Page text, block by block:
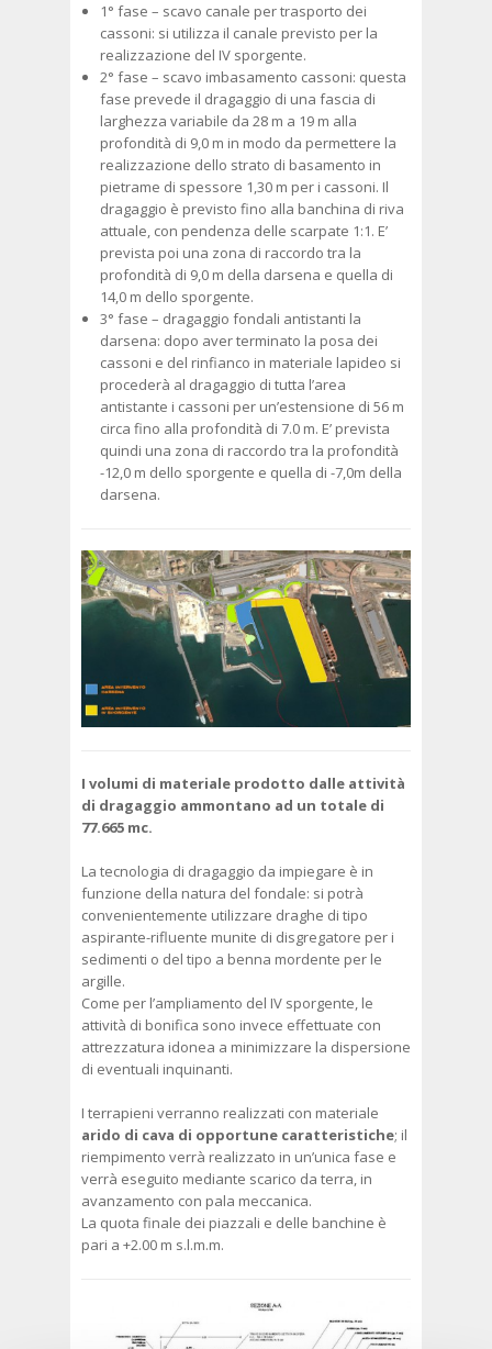
1° fase – scavo canale per trasporto dei
cassoni: si utilizza il canale previsto per la
realizzazione del IV sporgente.
2° fase – scavo imbasamento cassoni: questa
fase prevede il dragaggio di una fascia di
larghezza variabile da 28 m a 19 m alla
profondità di 9,0 m in modo da permettere la
realizzazione dello strato di basamento in
pietrame di spessore 1,30 m per i cassoni. Il
dragaggio è previsto fino alla banchina di riva
attuale, con pendenza delle scarpate 1:1. E’
prevista poi una zona di raccordo tra la
profondità di 9,0 m della darsena e quella di
14,0 m dello sporgente.
3° fase – dragaggio fondali antistanti la
darsena: dopo aver terminato la posa dei
cassoni e del rinfianco in materiale lapideo si
procederà al dragaggio di tutta l’area
antistante i cassoni per un’estensione di 56 m
circa fino alla profondità di 7.0 m. E’ prevista
quindi una zona di raccordo tra la profondità
-12,0 m dello sporgente e quella di -7,0m della
darsena.
I volumi di materiale prodotto dalle attività
di dragaggio ammontano ad un totale di
77.665 mc.
La tecnologia di dragaggio da impiegare è in
funzione della natura del fondale: si potrà
convenientemente utilizzare draghe di tipo
aspirante-rifluente munite di disgregatore per i
sedimenti o del tipo a benna mordente per le
argille.
Come per l’ampliamento del IV sporgente, le
attività di bonifica sono invece effettuate con
attrezzatura idonea a minimizzare la dispersione
di eventuali inquinanti.
I terrapieni verranno realizzati con materiale
arido di cava di opportune caratteristiche; il
riempimento verrà realizzato in un’unica fase e
verrà eseguito mediante scarico da terra, in
avanzamento con pala meccanica.
La quota finale dei piazzali e delle banchine è
pari a +2.00 m s.l.m.m.